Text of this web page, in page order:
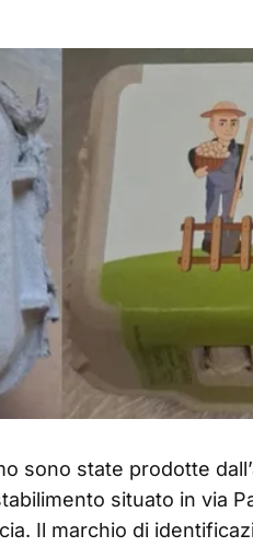
sono state prodotte
situato in via
Il marchio di